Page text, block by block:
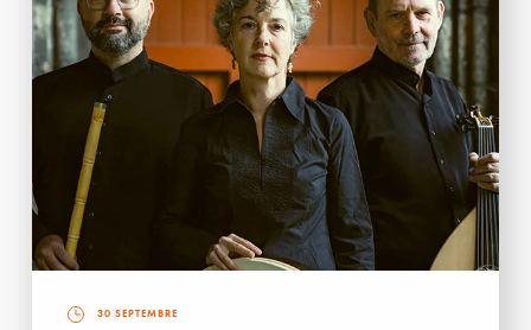
30 SEPTEMBRE